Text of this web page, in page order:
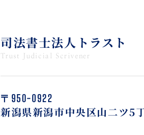
司法書士法人トラスト
Trust Judicial Scrivener
〒950-0922
新潟県新潟市中央区山二ツ5